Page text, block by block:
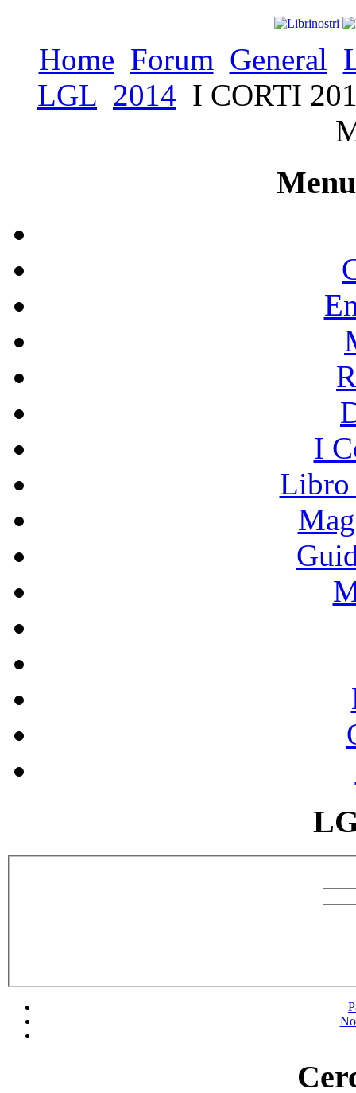
Home Forum General
LGL 2014 I CORTI
I
Libro